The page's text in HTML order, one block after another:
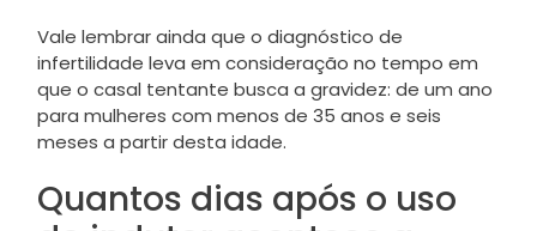
Vale lembrar ainda que o diagnóstico de
infertilidade leva em consideração no tempo em
que o casal tentante busca a gravidez: de um ano
para mulheres com menos de 35 anos e seis
meses a partir desta idade.
Quantos dias após o uso